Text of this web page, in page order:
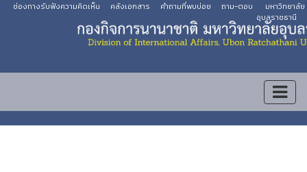
ช่องทางรับฟังความคิดเห็น คลังเอกสาร คำถามที่พบบ่อย ถาม-ตอบ
มหาวิทยาลัย
อุบลราชธานี